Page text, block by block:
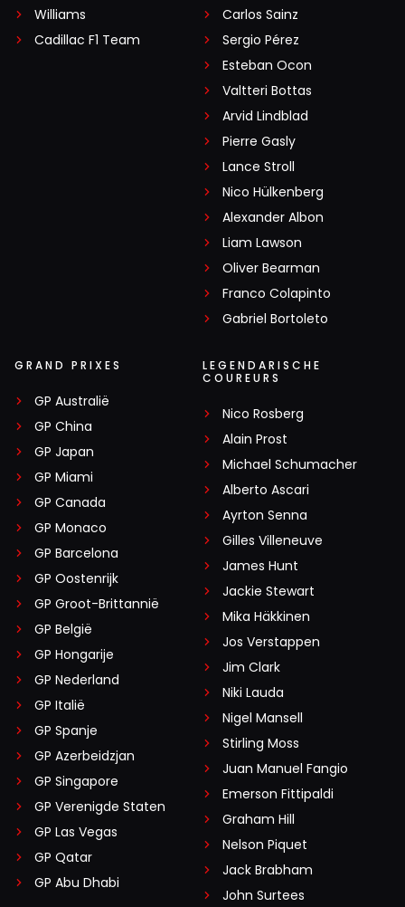
Williams
Cadillac F1 Team
Carlos Sainz
Sergio Pérez
Esteban Ocon
Valtteri Bottas
Arvid Lindblad
Pierre Gasly
Lance Stroll
Nico Hülkenberg
Alexander Albon
Liam Lawson
Oliver Bearman
Franco Colapinto
Gabriel Bortoleto
GRAND PRIXES
GP Australië
GP China
GP Japan
GP Miami
GP Canada
GP Monaco
GP Barcelona
GP Oostenrijk
GP Groot-Brittannië
GP België
GP Hongarije
GP Nederland
GP Italië
GP Spanje
GP Azerbeidzjan
GP Singapore
GP Verenigde Staten
GP Las Vegas
GP Qatar
GP Abu Dhabi
LEGENDARISCHE
COUREURS
Nico Rosberg
Alain Prost
Michael Schumacher
Alberto Ascari
Ayrton Senna
Gilles Villeneuve
James Hunt
Jackie Stewart
Mika Häkkinen
Jos Verstappen
Jim Clark
Niki Lauda
Nigel Mansell
Stirling Moss
Juan Manuel Fangio
Emerson Fittipaldi
Graham Hill
Nelson Piquet
Jack Brabham
John Surtees